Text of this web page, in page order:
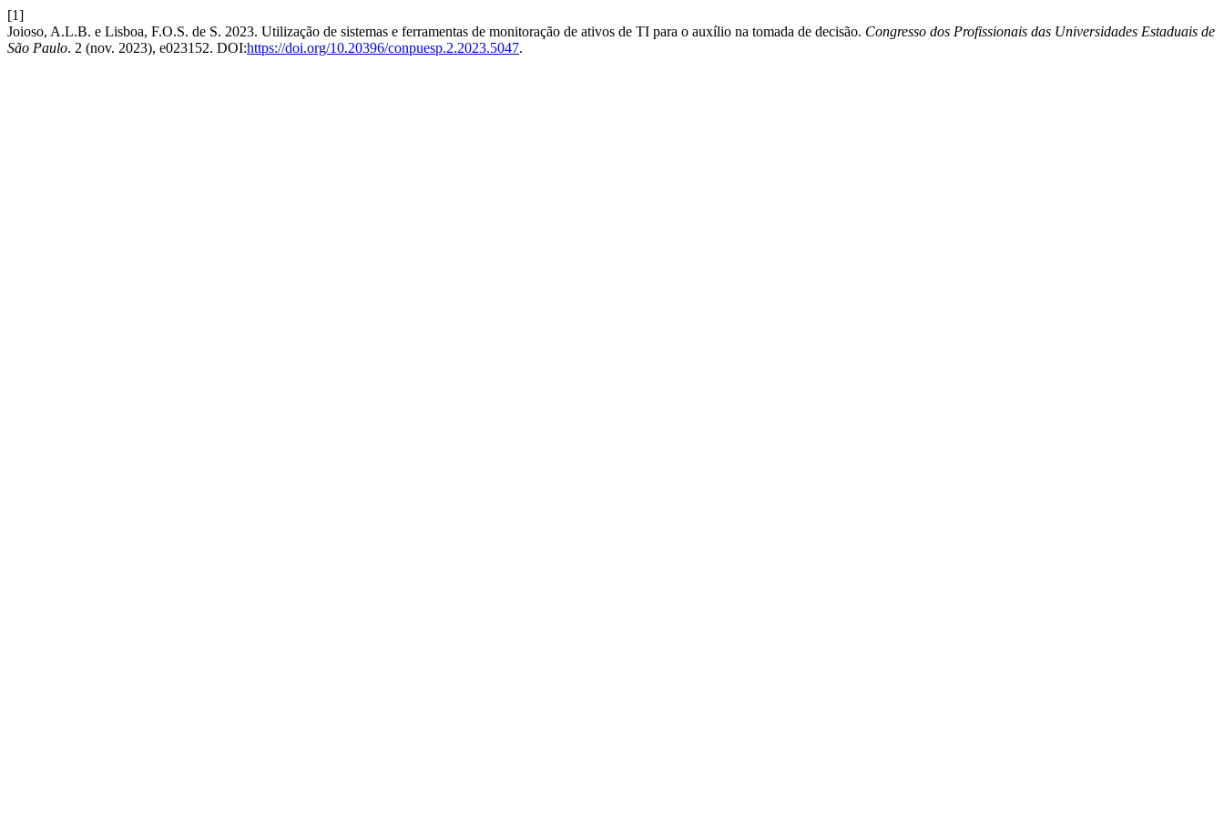
[1]
Joioso, A.L.B. e Lisboa, F.O.S. de S. 2023. Utilização de sistemas e ferramentas de monitoração de ativos de TI para o auxílio na tomada de decisão. Congresso dos Profissionais das Universidades Estaduais de
São Paulo. 2 (nov. 2023), e023152. DOI:https://doi.org/10.20396/conpuesp.2.2023.5047.